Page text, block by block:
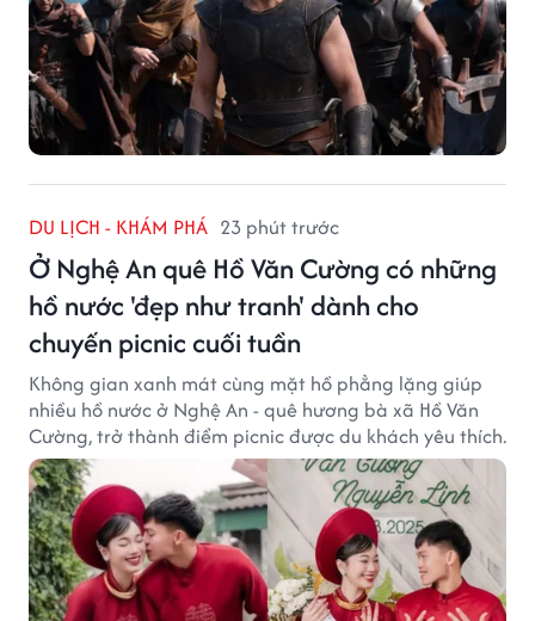
DU LỊCH - KHÁM PHÁ 23 phút trước
Ở Nghệ An quê Hồ Văn Cường có những
hồ nước 'đẹp như tranh' dành cho
chuyến picnic cuối tuần
Không gian xanh mát cùng mặt hồ phẳng lặng giúp
nhiều hồ nước ở Nghệ An - quê hương bà xã Hồ Văn
Cường, trở thành điểm picnic được du khách yêu thích.